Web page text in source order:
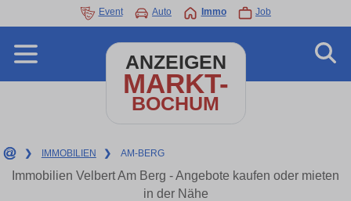
Event Auto Immo Job
ANZEIGEN
MARKT-
BOCHUM
❯ IMMOBILIEN ❯ AM-BERG
Immobilien Velbert Am Berg - Angebote kaufen oder mieten
in der Nähe